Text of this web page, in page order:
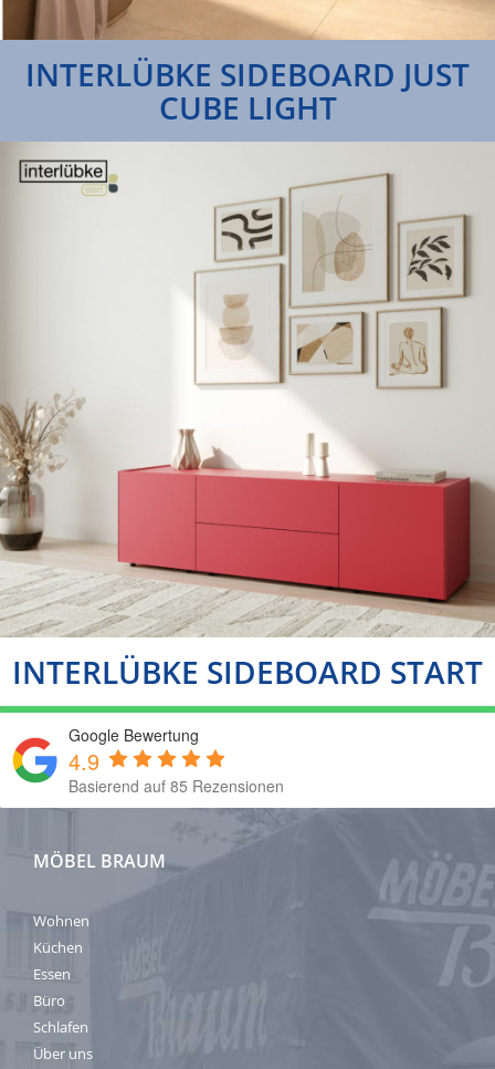
INTERLÜBKE SIDEBOARD JUST
CUBE LIGHT
INTERLÜBKE SIDEBOARD START
Google Bewertung
4.9
Basierend auf 85 Rezensionen
MÖBEL BRAUM
Wohnen
Küchen
Essen
Büro
Schlafen
Über uns